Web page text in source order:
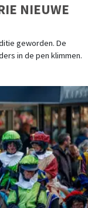
NIEUWE
geworden. De
in de pen klimmen.